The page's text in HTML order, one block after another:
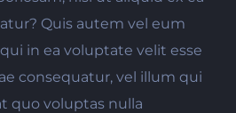
Quis autem vel eum
in ea voluptate velit esse
consequatur, vel illum qui
quo voluptas nulla